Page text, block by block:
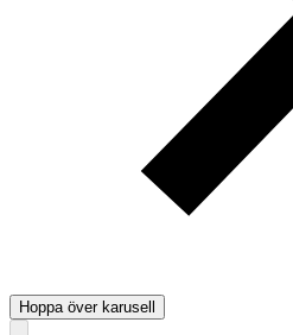
Hoppa över karusell